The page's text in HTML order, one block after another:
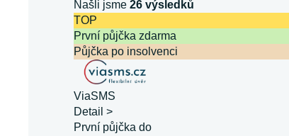
Našli jsme 26 výsledků
TOP
První půjčka zdarma
Půjčka po insolvenci
ViaSMS
Detail >
První půjčka do